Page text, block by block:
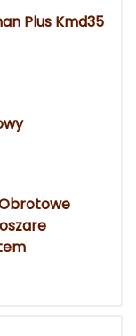
Plus Kmd35
Obrotowe